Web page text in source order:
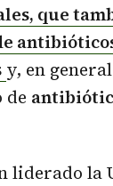
que
y, en
de
liderado la